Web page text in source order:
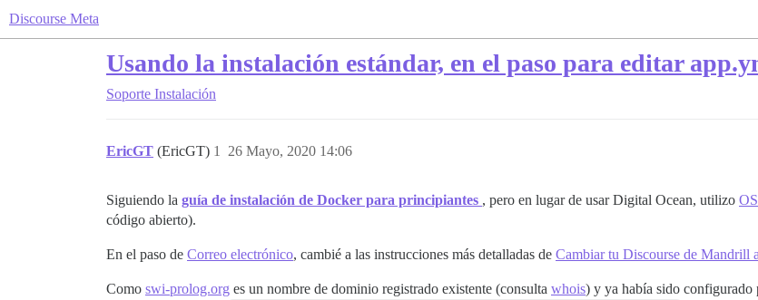
Discourse Meta
Usando la instalación estándar, en el paso para editar
Soporte Instalación
EricGT (EricGT) 26 Mayo, 2020 14:06
1
Siguiendo la guía de instalación de Docker para principiantes , pero en lugar de usar Digital Ocean, utilizo
código abierto).
En el paso de Correo electrónico, cambié a las instrucciones más detalladas de Cambiar tu Discourse de Mandrill
Como swi-prolog.org es un nombre de dominio registrado existente (consulta whois) y ya había sido configurado